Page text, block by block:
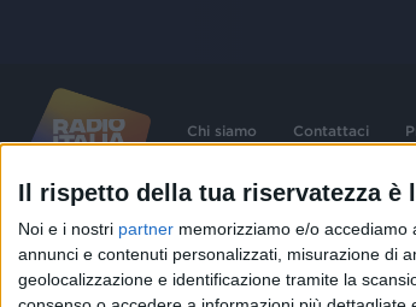
Il rispetto della tua riservatezza è
Noi e i nostri partner memorizziamo e/o
annunci e contenuti personalizzati, misurazione di
geolocalizzazione e identificazione tramite la
Chi siamo Contattaci
©2026RADIO ITALIA S.p.A. P.IVA 06832230152 | Tutti i
contenute nel sito sono stati assolti gli obblighi derivanti
connessi.
Capitale Sociale € 580.000,00 interamente versato. Iscr.